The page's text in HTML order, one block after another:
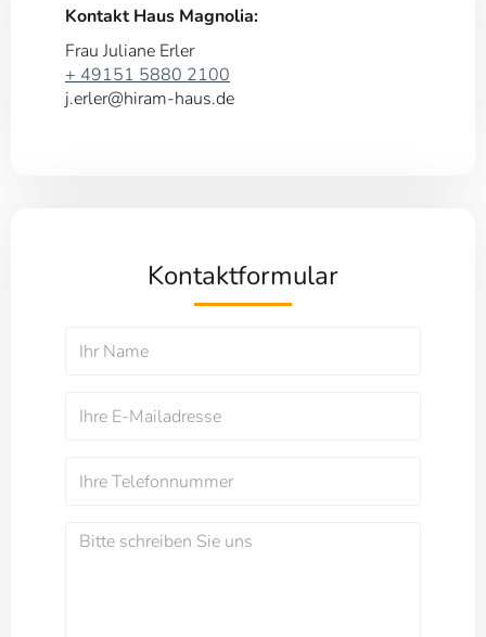
Kontakt Haus Magnolia:
Frau Juliane Erler
+ 49151 5880 2100
j.erler@hiram-haus.de
Kontaktformular